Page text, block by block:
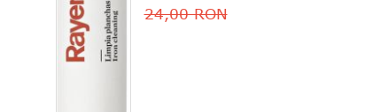
24,00 RON